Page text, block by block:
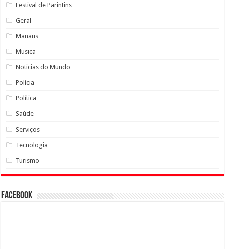
Festival de Parintins
Geral
Manaus
Musica
Noticias do Mundo
Polícia
Política
Saúde
Serviços
Tecnologia
Turismo
Facebook